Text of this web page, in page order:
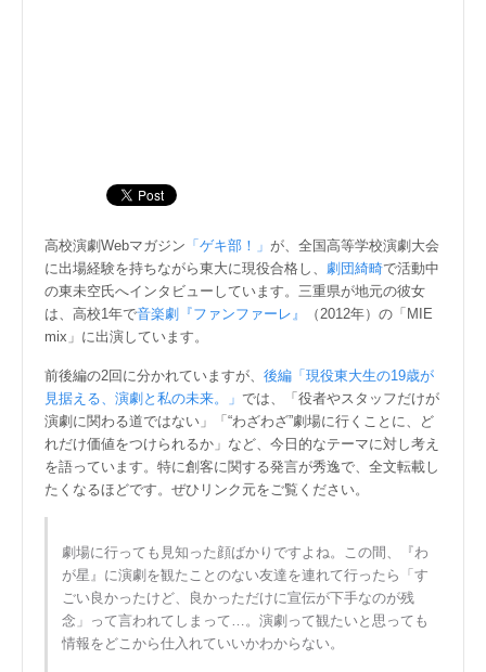
高校演劇Webマガジン 「ゲキ部！」 が、全国高等学校演劇大会
に出場経験を持ちながら東大に現役合格し、 劇団綺畸で活動中
の東未空氏へインタビューしています。三重県が地元の彼女
は、高校1年で音楽劇『ファンファーレ』
（2012年）の「MIE
mix」に出演しています。
前後編の2回に分かれていますが、 後編「現役東大生の19歳が
見据える、演劇と私の未来。」 では、「役者やスタッフだけが
演劇に関わる道ではない」「“わざわざ”劇場に行くことに、ど
れだけ価値をつけられるか」など、今日的なテーマに対し考え
を語っています。特に創客に関する発言が秀逸で、全文転載し
たくなるほどです。ぜひリンク元をご覧ください。
劇場に行っても見知った顔ばかりですよね。この間、『わ
が星』に演劇を観たことのない友達を連れて行ったら「す
ごい良かったけど、良かっただけに宣伝が下手なのが残
念」って言われてしまって…。演劇って観たいと思っても
情報をどこから仕入れていいかわからない。